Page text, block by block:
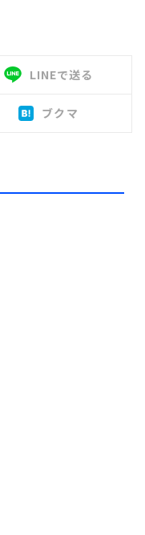
LINEで送る
ブクマ